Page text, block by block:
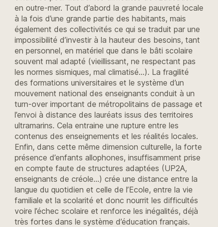
en outre-mer. Tout d’abord la grande pauvreté locale
à la fois d’une grande partie des habitants, mais
également des collectivités ce qui se traduit par une
impossibilité d’investir à la hauteur des besoins, tant
en personnel, en matériel que dans le bâti scolaire
souvent mal adapté (vieillissant, ne respectant pas
les normes sismiques, mal climatisé…). La fragilité
des formations universitaires et le système d’un
mouvement national des enseignants conduit à un
turn-over important de métropolitains de passage et
l’envoi à distance des lauréats issus des territoires
ultramarins. Cela entraine une rupture entre les
contenus des enseignements et les réalités locales.
Enfin, dans cette même dimension culturelle, la forte
présence d’enfants allophones, insuffisamment prise
en compte faute de structures adaptées (UP2A,
enseignants de créole…) crée une distance entre la
langue du quotidien et celle de l’Ecole, entre la vie
familiale et la scolarité et donc nourrit les difficultés
voire l’échec scolaire et renforce les inégalités, déjà
très fortes dans le système d’éducation français.